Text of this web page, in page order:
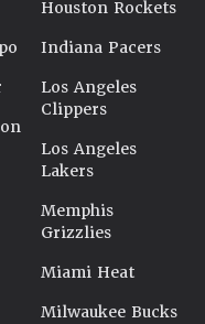
Houston Rockets
Indiana Pacers
Los Angeles
Clippers
Los Angeles
Lakers
Memphis
Grizzlies
Miami Heat
Milwaukee Bucks